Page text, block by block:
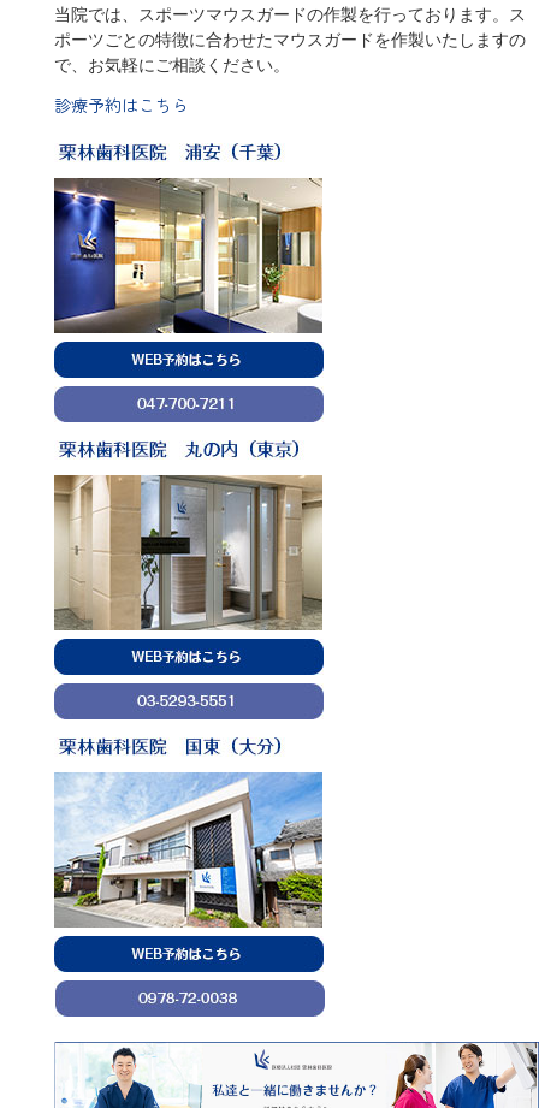
当院では、スポーツマウスガードの作製を行っております。ス
ポーツごとの特徴に合わせたマウスガードを作製いたしますの
で、お気軽にご相談ください。
診療予約はこちら